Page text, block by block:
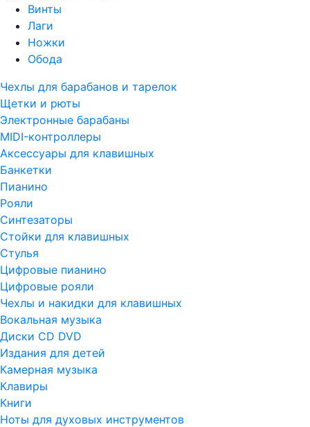
Винты
Лаги
Ножки
Обода
Чехлы для барабанов и тарелок
Щетки и рюты
Электронные барабаны
MIDI-контроллеры
Аксессуары для клавишных
Банкетки
Пианино
Рояли
Синтезаторы
Стойки для клавишных
Стулья
Цифровые пианино
Цифровые рояли
Чехлы и накидки для клавишных
Вокальная музыка
Диски CD DVD
Издания для детей
Камерная музыка
Клавиры
Книги
Ноты для духовых инструментов